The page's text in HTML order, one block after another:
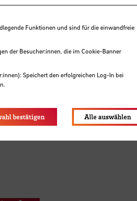
Funktionen und sind für die einwandfreie
der Besucher:innen, die im Cookie-Banner
Speichert den erfolgreichen Log-In bei
bestätigen Alle auswählen